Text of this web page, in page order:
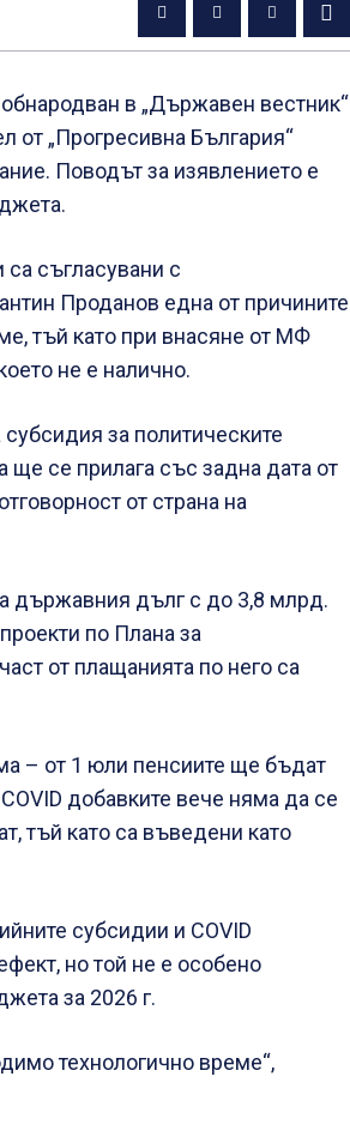
в „Държавен вестник“
„Прогресивна България“
Поводът за изявлението е
съгласувани с
Проданов една от причините
тъй като при внасяне от МФ
не е налично.
за политическите
ще се прилага със задна дата от
от страна на
държавния дълг с до 3,8 млрд.
по Плана за
от плащанията по него са
– от 1 юли пенсиите ще бъдат
добавките вече няма да се
тъй като са въведени като
субсидии и COVID
но той не е особено
за 2026 г.
технологично време“,